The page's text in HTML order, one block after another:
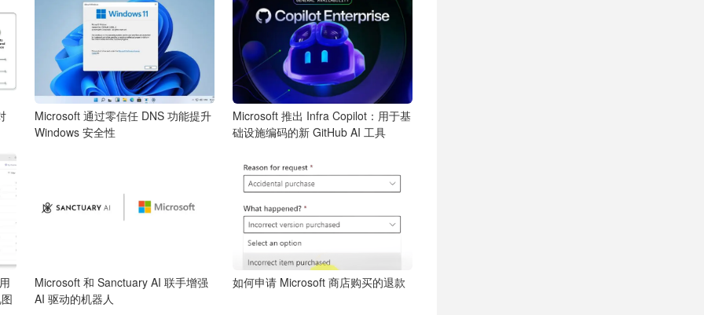
Microsoft 通过零信任 DNS 功能提升
Windows 安全性
Microsoft 推出 Infra Copilot：用于基
础设施编码的新 GitHub AI 工具
Microsoft 和 Sanctuary AI 联手增强
AI 驱动的机器人
如何申请 Microsoft 商店购买的退款